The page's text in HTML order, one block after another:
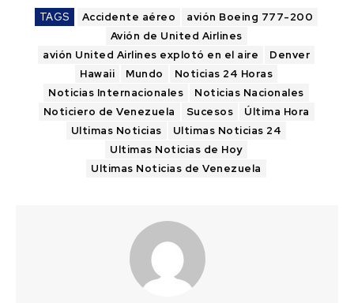
TAGS Accidente aéreo
avión Boeing 777-200
Avión de United Airlines
avión United Airlines explotó en el aire
Denver
Hawaii
Mundo
Noticias 24 Horas
Noticias Internacionales
Noticias Nacionales
Noticiero de Venezuela
Sucesos
Última Hora
Ultimas Noticias
Ultimas Noticias 24
Ultimas Noticias de Hoy
Ultimas Noticias de Venezuela